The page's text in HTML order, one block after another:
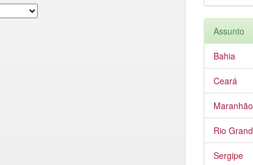
Assunto
Bahia
Ceará
Maranhão
Rio
Sergipe